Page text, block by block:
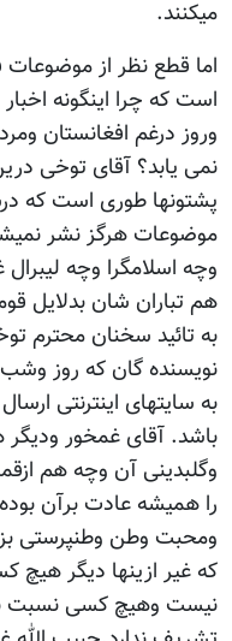
میکنند.
اما قطع نظر از
است که چرا اینگونه
وروز درغم افغانستان
نمی یابد؟ آقای توخی
پشتونها طوری است که
موضوعات هرگز نشر
وچه اسلامگرا وچه لیبرال
هم تباران شان بدلایل
به تائید سخنان محترم
نویسنده گان که روز
به سایتهای اینترنتی
باشد. آقای غمخور
وگلبدینی آن وچه هم
را همیشه عادت برآن
ومحبت وطن وطنپرستی
که غیر ازینها دیگر هیچ
نیست وهیچ کسی نسبت به